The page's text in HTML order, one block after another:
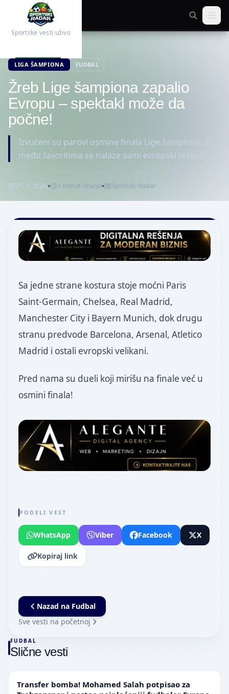
Sportske vesti uživo
LIGA ŠAMPIONA FUDBAL
Žreb Lige šampiona zapalio
Evropu – spektakl može da
počne!
Izvučeni su parovi osmine finala Lige šampiona, a
među favoritima se nalaze sami evropski teškaši!
27. 2. 2026. 1 minut čitanja Sportski Radar
Sa jedne strane kostura stoje moćni Paris
Saint-Germain, Chelsea, Real Madrid,
Manchester City i Bayern Munich, dok drugu
stranu predvode Barcelona, Arsenal, Atletico
Madrid i ostali evropski velikani.
Pred nama su dueli koji mirišu na finale već u
osmini finala!
PODELI VEST
WhatsApp Viber Facebook X
Kopiraj link
Nazad na Fudbal
Sve vesti na početnoj
FUDBAL
Slične vesti
Transfer bomba! Mohamed Salah potpisao za